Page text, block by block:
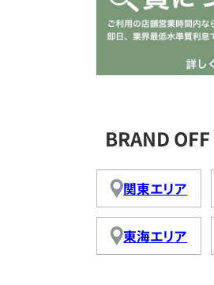
BRAND
関東エリア
東海エリア